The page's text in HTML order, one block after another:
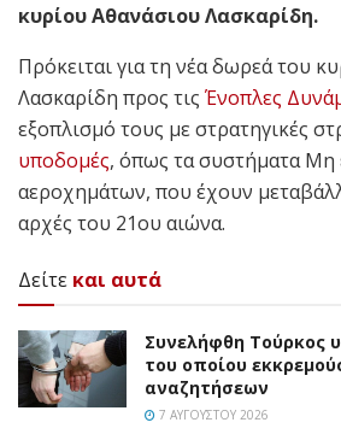
κυρίου Αθανάσιου Λασκαρίδη.
Πρόκειται για τη νέα δωρεά του
Λασκαρίδη προς τις Ένοπλες
εξοπλισμό τους με στρατηγικές
υποδομές, όπως τα συστήματα
αεροχημάτων, που έχουν
αρχές του 21ου αιώνα.
Δείτε και αυτά
Συνελήφθη Τούρκος
του οποίου
αναζητήσεων
7 ΑΥΓΟΎΣΤΟΥ 2026